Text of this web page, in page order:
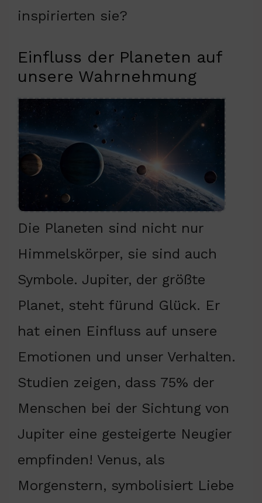
inspirierten sie?
Einfluss der Planeten auf
unsere Wahrnehmung
Die Planeten sind nicht nur
Himmelskörper, sie sind auch
Symbole. Jupiter, der größte
Planet, steht fürund Glück. Er
hat einen Einfluss auf unsere
Emotionen und unser Verhalten.
Studien zeigen, dass 75% der
Menschen bei der Sichtung von
Jupiter eine gesteigerte Neugier
empfinden! Venus, als
Morgenstern, symbolisiert Liebe